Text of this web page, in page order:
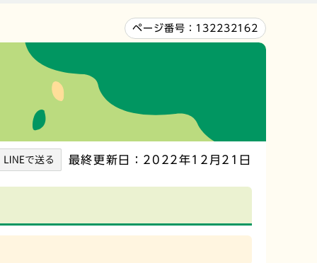
ページ番号： 132232162
最終更新日：2022年12月21日